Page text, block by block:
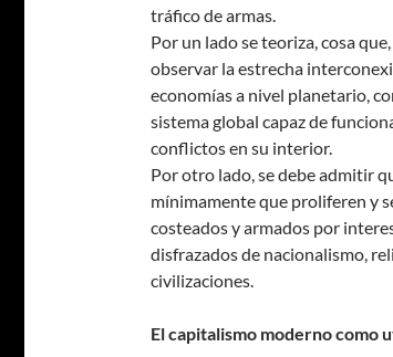
tráfico de armas.
Por un lado se teoriza, cosa
observar la estrecha
economías a nivel planetario,
sistema global capaz de
conflictos en su interior.
Por otro lado, se debe admitir
mínimamente que proliferen y
costeados y armados por
disfrazados de nacionalismo,
civilizaciones.
El capitalismo moderno como